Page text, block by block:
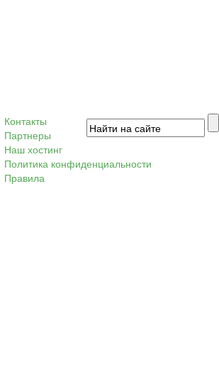
Контакты
Партнеры
Наш хостинг
Политика конфиденциальности
Правила